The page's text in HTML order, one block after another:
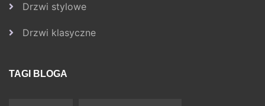
Drzwi stylowe
Drzwi klasyczne
TAGI BLOGA